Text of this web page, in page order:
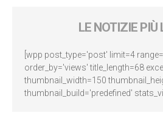
LE NOTIZIE PIÙ
[wpp post_type='post' limit=4
order_by='views' title_length=68
thumbnail_width=150
thumbnail_build='predefined'